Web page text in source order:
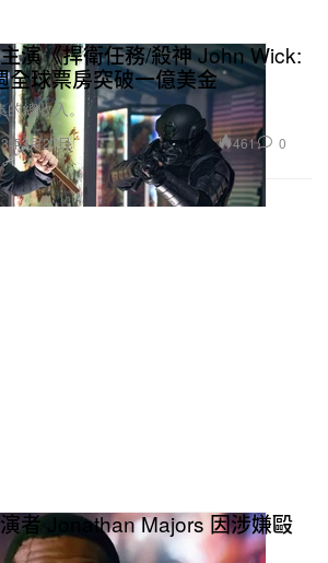
演《捍衛任務/殺神 John Wick:
全球票房突破一億美金
總收入。
年3月27日 461 0
者 Jonathan Majors 因涉嫌毆